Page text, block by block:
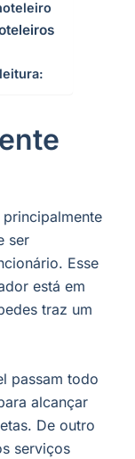
ser
Esse
está em
traz um
passam todo
alcançar
De outro
serviços